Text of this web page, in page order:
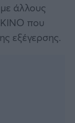
άλλους
ΚΙΝΟ που
εξέγερσης.